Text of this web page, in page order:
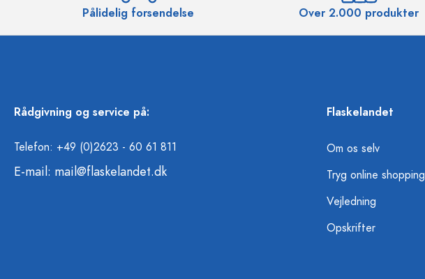
Pålidelig forsendelse Over 2.000 produkter
Rådgivning og service på:
Telefon: +49 (0)2623 - 60 61 811
E-mail: mail@flaskelandet.dk
Flaskelandet
Om os selv
Tryg online shopping
Vejledning
Opskrifter